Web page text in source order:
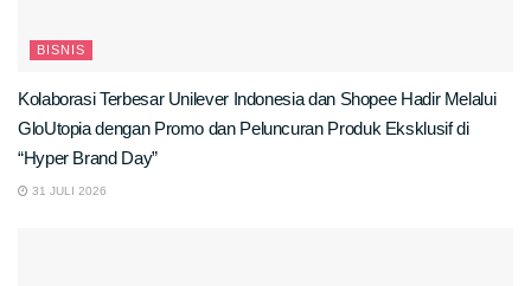
BISNIS
Kolaborasi Terbesar Unilever Indonesia dan Shopee Hadir Melalui
GloUtopia dengan Promo dan Peluncuran Produk Eksklusif di
“Hyper Brand Day”
31 JULI 2026